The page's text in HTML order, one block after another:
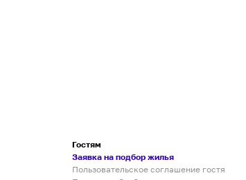
Гостям
Заявка на подбор жилья
Пользовательское соглашение гостя